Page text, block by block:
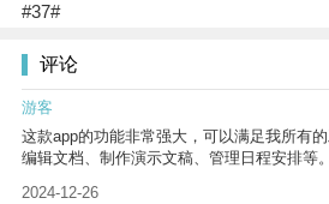
#37#
评论
游客
这款app的功能非常强大，可以满足我所有
编辑文档、制作演示文稿、管理日程安排等。
2024-12-26